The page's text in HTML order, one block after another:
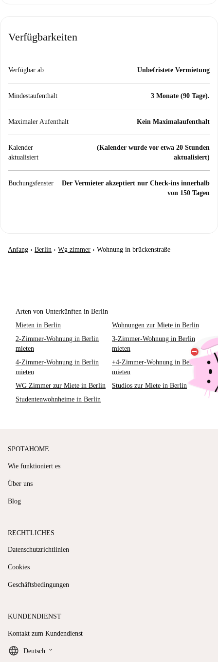
Verfügbarkeiten
Verfügbar ab Unbefristete Vermietung
Mindestaufenthalt 3 Monate (90 Tage).
Maximaler Aufenthalt Kein Maximalaufenthalt
Kalender
aktualisiert
(Kalender wurde vor etwa 20 Stunden
aktualisiert)
Buchungsfenster
Der Vermieter akzeptiert nur Check-ins innerhalb
von 150 Tagen
Anfang › Berlin › Wg zimmer › Wohnung in brückenstraße
Arten von Unterkünften in Berlin
Mieten in Berlin
Wohnungen zur Miete in Berlin
2-Zimmer-Wohnung in Berlin
mieten
3-Zimmer-Wohnung in Berlin
mieten
4-Zimmer-Wohnung in Berlin
mieten
+4-Zimmer-Wohnung in Berlin
mieten
WG Zimmer zur Miete in Berlin
Studios zur Miete in Berlin
Studentenwohnheime in Berlin
SPOTAHOME
Wie funktioniert es
Über uns
Blog
RECHTLICHES
Datenschutzrichtlinien
Cookies
Geschäftsbedingungen
KUNDENDIENST
Kontakt zum Kundendienst
Deutsch keyboard_arrow_down